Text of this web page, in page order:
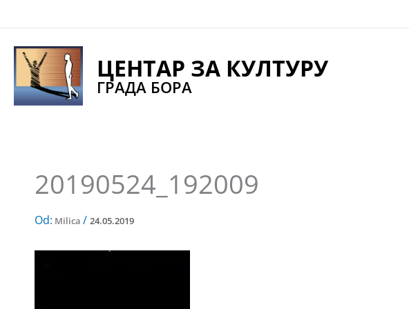
na
sadržaj
ЦЕНТАР ЗА КУЛТУРУ
ГРАДА БОРА
20190524_192009
Od: Milica / 24.05.2019